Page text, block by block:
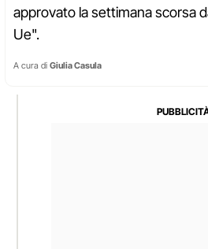
approvato la settimana scorsa
Ue".
A cura di Giulia Casula